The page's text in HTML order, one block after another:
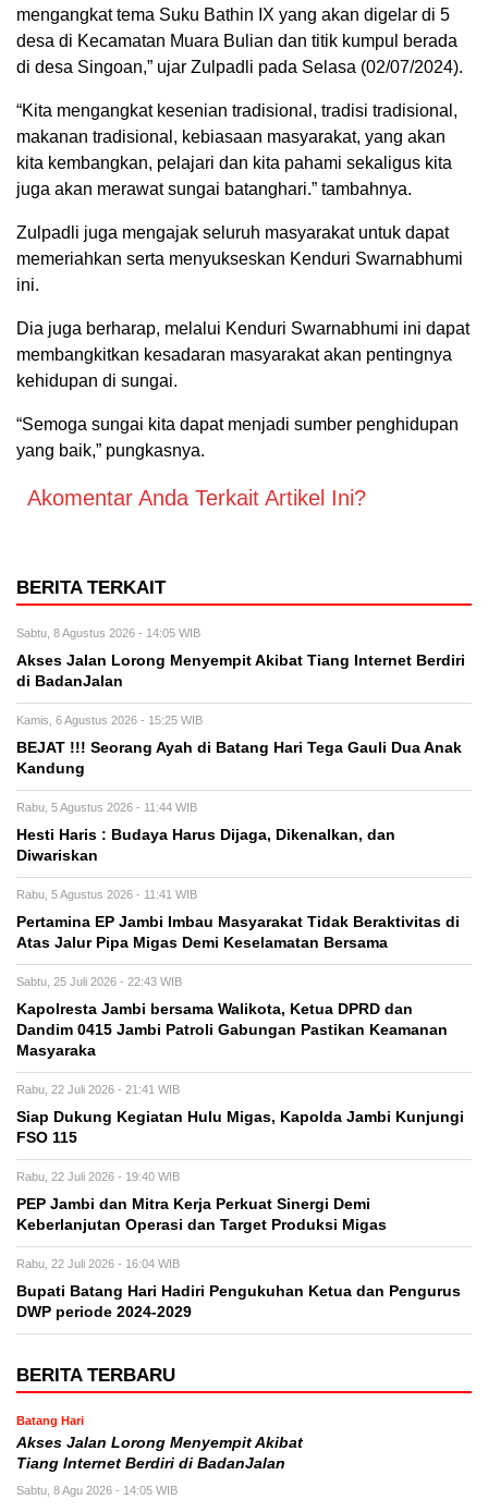
mengangkat tema Suku Bathin IX yang akan digelar di 5
desa di Kecamatan Muara Bulian dan titik kumpul berada
di desa Singoan,” ujar Zulpadli pada Selasa (02/07/2024).
“Kita mengangkat kesenian tradisional, tradisi tradisional,
makanan tradisional, kebiasaan masyarakat, yang akan
kita kembangkan, pelajari dan kita pahami sekaligus kita
juga akan merawat sungai batanghari.” tambahnya.
Zulpadli juga mengajak seluruh masyarakat untuk dapat
memeriahkan serta menyukseskan Kenduri Swarnabhumi
ini.
Dia juga berharap, melalui Kenduri Swarnabhumi ini dapat
membangkitkan kesadaran masyarakat akan pentingnya
kehidupan di sungai.
“Semoga sungai kita dapat menjadi sumber penghidupan
yang baik,” pungkasnya.
Akomentar Anda Terkait Artikel Ini?
BERITA TERKAIT
Sabtu, 8 Agustus 2026 - 14:05 WIB
Akses Jalan Lorong Menyempit Akibat Tiang Internet Berdiri
di BadanJalan
Kamis, 6 Agustus 2026 - 15:25 WIB
BEJAT !!! Seorang Ayah di Batang Hari Tega Gauli Dua Anak
Kandung
Rabu, 5 Agustus 2026 - 11:44 WIB
Hesti Haris : Budaya Harus Dijaga, Dikenalkan, dan
Diwariskan
Rabu, 5 Agustus 2026 - 11:41 WIB
Pertamina EP Jambi Imbau Masyarakat Tidak Beraktivitas di
Atas Jalur Pipa Migas Demi Keselamatan Bersama
Sabtu, 25 Juli 2026 - 22:43 WIB
Kapolresta Jambi bersama Walikota, Ketua DPRD dan
Dandim 0415 Jambi Patroli Gabungan Pastikan Keamanan
Masyaraka
Rabu, 22 Juli 2026 - 21:41 WIB
Siap Dukung Kegiatan Hulu Migas, Kapolda Jambi Kunjungi
FSO 115
Rabu, 22 Juli 2026 - 19:40 WIB
PEP Jambi dan Mitra Kerja Perkuat Sinergi Demi
Keberlanjutan Operasi dan Target Produksi Migas
Rabu, 22 Juli 2026 - 16:04 WIB
Bupati Batang Hari Hadiri Pengukuhan Ketua dan Pengurus
DWP periode 2024-2029
BERITA TERBARU
Batang Hari
Akses Jalan Lorong Menyempit Akibat
Tiang Internet Berdiri di BadanJalan
Sabtu, 8 Agu 2026 - 14:05 WIB